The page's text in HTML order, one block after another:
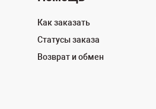
Как заказать
Статусы заказа
Возврат и обмен